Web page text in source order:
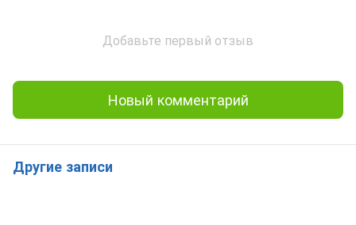
Добавьте первый отзыв
Новый комментарий
Другие записи